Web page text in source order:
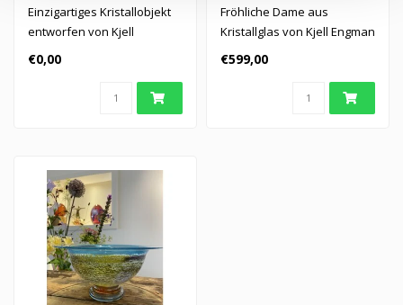
Einzigartiges Kristallobjekt
entworfen von Kjell
Engman.
€0,00
Fröhliche Dame aus
Kristallglas von Kjell Engman
€599,00